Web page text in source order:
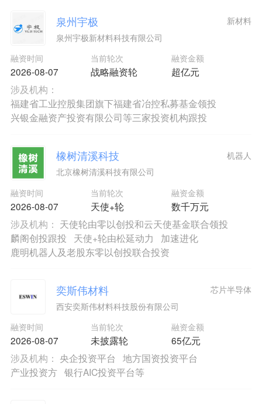
泉州宇极
泉州宇极新材料科技有限公司
融资时间
2026-08-07
当前轮次
战略融资轮
融资金额
超亿元
新材料
涉及机构：
福建省工业控股集团旗下福建省冶控私募基金领投
兴银金融资产投资有限公司等三家投资机构跟投
橡树清溪科技
北京橡树清溪科技有限公司
融资时间
2026-08-07
当前轮次
天使+轮
融资金额
数千万元
机器人
涉及机构： 天使轮由零以创投和云天使基金联合领投
麟阁创投跟投
天使+轮由松延动力
加速进化
鹿明机器人及老股东零以创投联合投资
奕斯伟材料
西安奕斯伟材料科技股份有限公司
融资时间
2026-08-07
当前轮次
未披露轮
融资金额
65亿元
芯片半导体
涉及机构： 央企投资平台
地方国资投资平台
产业投资方 银行AIC投资平台等